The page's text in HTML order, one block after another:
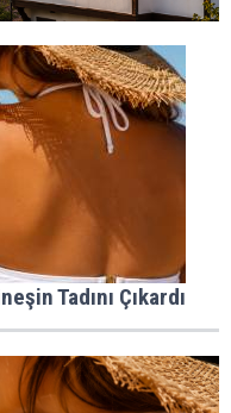
Tadını Çıkardı